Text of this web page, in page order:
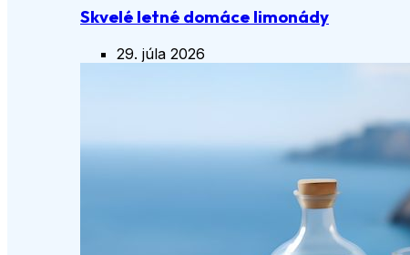
Skvelé letné domáce limonády
29. júla 2026